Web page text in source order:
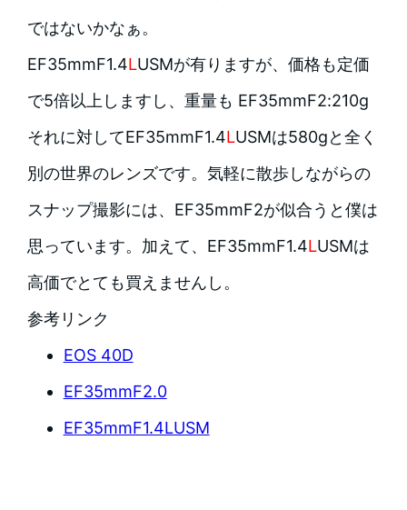
ではないかなぁ。
EF35mmF1.4LUSMが有りますが、価格も定価
で5倍以上しますし、重量も EF35mmF2:210g
それに対してEF35mmF1.4LUSMは580gと全く
別の世界のレンズです。気軽に散歩しながらの
スナップ撮影には、EF35mmF2が似合うと僕は
思っています。加えて、EF35mmF1.4LUSMは
高価でとても買えませんし。
参考リンク
EOS 40D
EF35mmF2.0
EF35mmF1.4LUSM